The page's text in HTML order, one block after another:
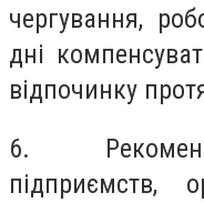
чергування,
дні
відпочинку
6.
підприємств,